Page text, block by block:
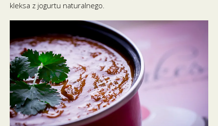
kleksa z jogurtu naturalnego.